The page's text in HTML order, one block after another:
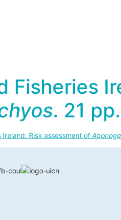
Fisheries
. 21 pp.
Ireland. Risk assessment of